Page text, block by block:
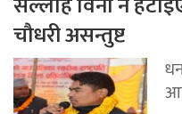
चौधरी असन्तुष्ट